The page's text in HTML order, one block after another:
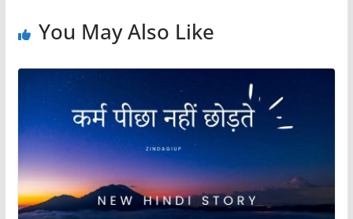
You May Also Like